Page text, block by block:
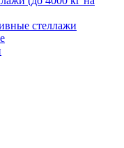
стеллажи